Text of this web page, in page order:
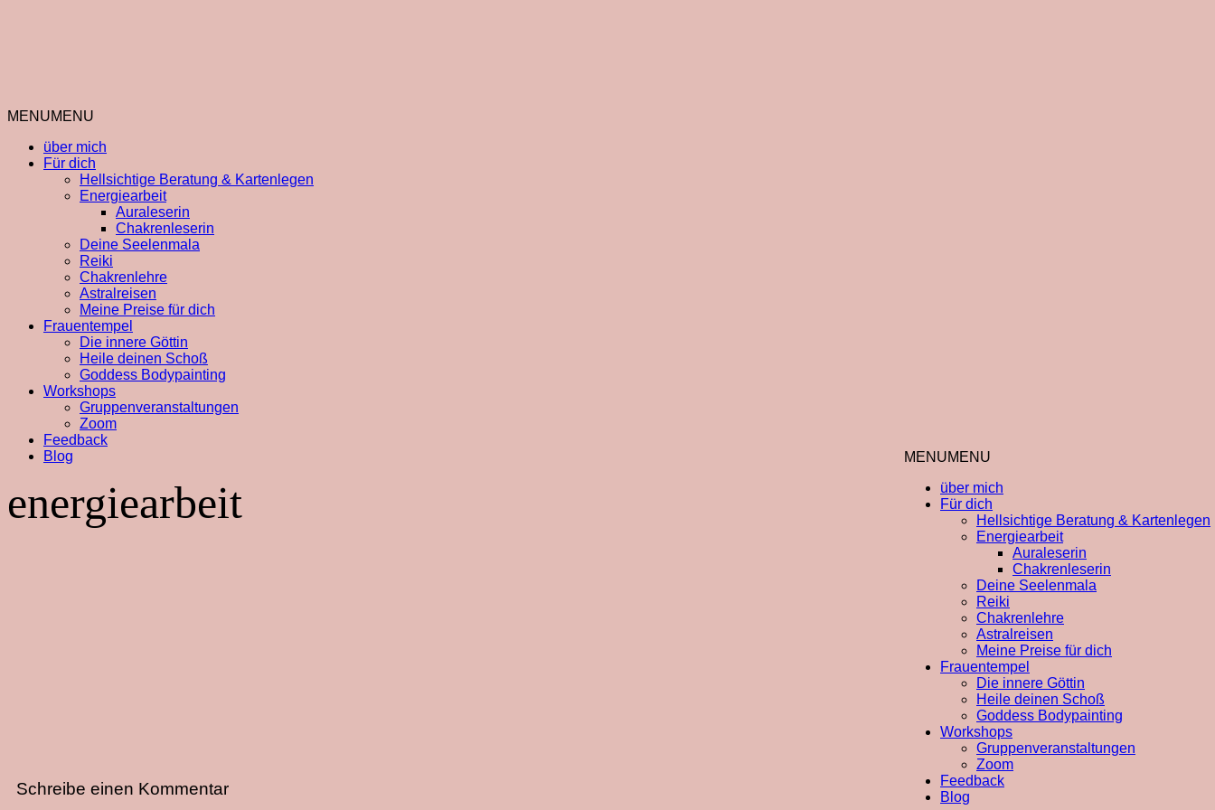
MENUMENU
über mich
Für dich
Hellsichtige Beratung & Kartenlegen
Energiearbeit
Auraleserin
Chakrenleserin
Deine Seelenmala
Reiki
Chakrenlehre
Astralreisen
Meine Preise für dich
Frauentempel
Die innere Göttin
Heile deinen Schoß
Goddess Bodypainting
Workshops
Gruppenveranstaltungen
Zoom
Feedback
Blog
MENUMENU
über mich
Für dich
Hellsichtige Beratung & Kartenlegen
Energiearbeit
Auraleserin
Chakrenleserin
Deine Seelenmala
Reiki
Chakrenlehre
Astralreisen
Meine Preise für dich
Frauentempel
Die innere Göttin
Heile deinen Schoß
Goddess Bodypainting
Workshops
Gruppenveranstaltungen
Zoom
Feedback
Blog
energiearbeit
Schreibe einen Kommentar